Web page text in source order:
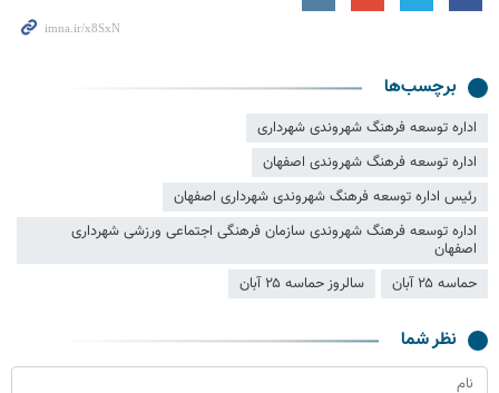
برچسب‌ها
اداره توسعه فرهنگ شهروندی شهرداری
اداره توسعه فرهنگ شهروندی اصفهان
رئیس اداره توسعه فرهنگ شهروندی شهرداری اصفهان
اداره توسعه فرهنگ شهروندی سازمان فرهنگی اجتماعی ورزشی شهرداری
اصفهان
حماسه ۲۵ آبان
سالروز حماسه ۲۵ آبان
نظر شما